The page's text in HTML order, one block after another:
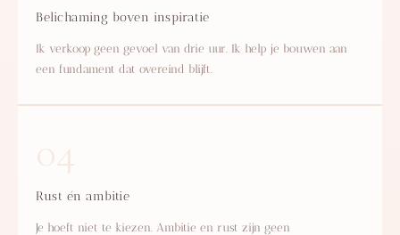
Belichaming boven inspiratie
Ik verkoop geen gevoel van drie uur. Ik help je bouwen aan
een fundament dat overeind blijft.
04
Rust én ambitie
Je hoeft niet te kiezen. Ambitie en rust zijn geen